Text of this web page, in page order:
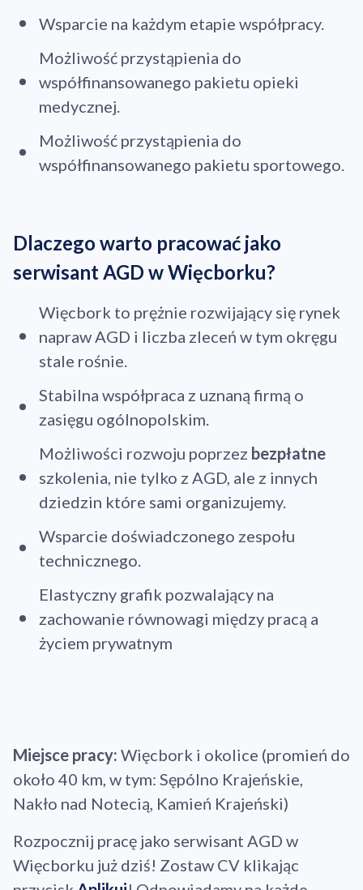
Wsparcie na każdym etapie współpracy.
Możliwość przystąpienia do
współfinansowanego pakietu opieki
medycznej.
Możliwość przystąpienia do
współfinansowanego pakietu sportowego.
Dlaczego warto pracować jako
serwisant AGD w Więcborku?
Więcbork to prężnie rozwijający się rynek
napraw AGD i liczba zleceń w tym okręgu
stale rośnie.
Stabilna współpraca z uznaną firmą o
zasięgu ogólnopolskim.
Możliwości rozwoju poprzez bezpłatne
szkolenia, nie tylko z AGD, ale z innych
dziedzin które sami organizujemy.
Wsparcie doświadczonego zespołu
technicznego.
Elastyczny grafik pozwalający na
zachowanie równowagi między pracą a
życiem prywatnym
Miejsce pracy: Więcbork i okolice (promień do
około 40 km, w tym: Sępólno Krajeńskie,
Nakło nad Notecią, Kamień Krajeński)
Rozpocznij pracę jako serwisant AGD w
Więcborku już dziś! Zostaw CV klikając